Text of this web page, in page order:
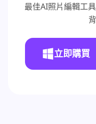
最佳AI照片編輯工
立即購買